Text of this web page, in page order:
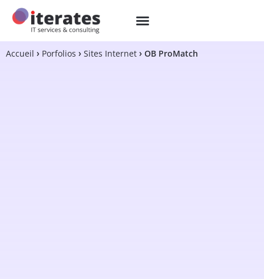
Accueil Porfolios Sites Internet OB ProMatch